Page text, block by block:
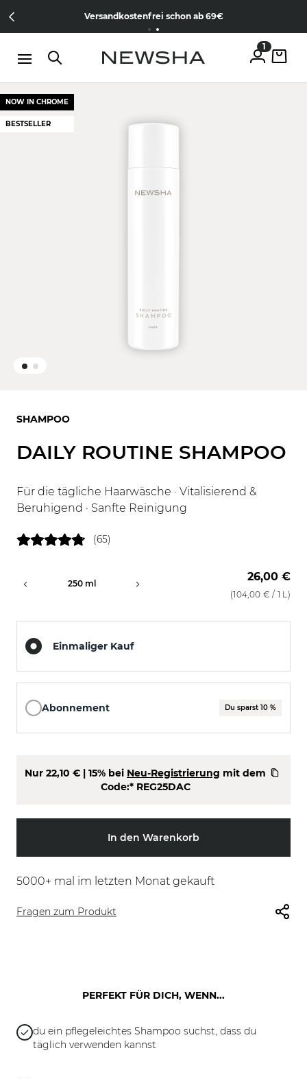
Member werden & gratis Treament erhalten | Jetzt kostenlos
anmelden
Versandkostenfrei schon ab 69€
1
NOW IN CHROME
BESTSELLER
SHAMPOO
DAILY ROUTINE SHAMPOO
Für die tägliche Haarwäsche · Vitalisierend &
Beruhigend · Sanfte Reinigung
(65)
250 ml
26,00 €
(104,00 € / 1 L)
Einmaliger Kauf
Abonnement Du sparst 10 %
Nur 22,10 € | 15% bei Neu-Registrierung mit dem
Code:* REG25DAC
In den Warenkorb
5000+ mal im letzten Monat gekauft
Fragen zum Produkt
PERFEKT FÜR DICH, WENN...
du ein pflegeleichtes Shampoo suchst, dass du
täglich verwenden kannst